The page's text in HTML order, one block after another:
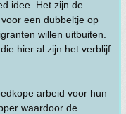
idee. Het zijn de
een dubbeltje op
willen uitbuiten.
hier al zijn het verblijf
arbeid voor hun
waardoor de